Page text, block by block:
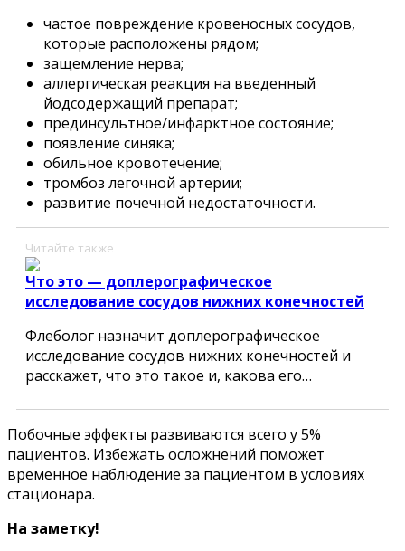
частое повреждение кровеносных сосудов,
которые расположены рядом;
защемление нерва;
аллергическая реакция на введенный
йодсодержащий препарат;
прединсультное/инфарктное состояние;
появление синяка;
обильное кровотечение;
тромбоз легочной артерии;
развитие почечной недостаточности.
Читайте также
Что это — доплерографическое
исследование сосудов нижних конечностей
Флеболог назначит доплерографическое
исследование сосудов нижних конечностей и
расскажет, что это такое и, какова его…
Побочные эффекты развиваются всего у 5%
пациентов. Избежать осложнений поможет
временное наблюдение за пациентом в условиях
стационара.
На заметку!